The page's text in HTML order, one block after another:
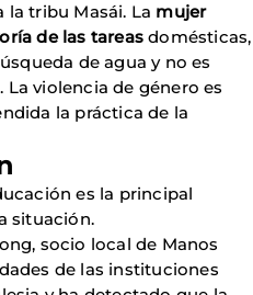
tribu Masái. La mujer
de las tareas domésticas,
de agua y no es
violencia de género es
la práctica de la
es la principal
situación.
socio local de Manos
de las instituciones